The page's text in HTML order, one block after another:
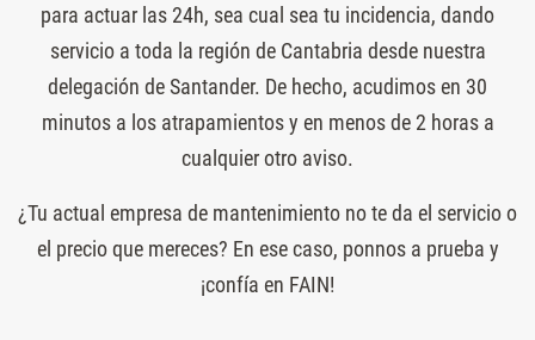
para actuar las 24h, sea cual sea tu incidencia, dando
servicio a toda la región de Cantabria desde nuestra
delegación de Santander. De hecho, acudimos en 30
minutos a los atrapamientos y en menos de 2 horas a
cualquier otro aviso.
¿Tu actual empresa de mantenimiento no te da el servicio o
el precio que mereces? En ese caso, ponnos a prueba y
¡confía en FAIN!